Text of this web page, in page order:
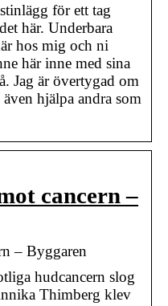
för ett tag
här. Underbara
hos mig och ni
här inne med sina
Jag är övertygad om
hjälpa andra som
cancern –
– Byggaren
hudcancern slog
Thimberg klev